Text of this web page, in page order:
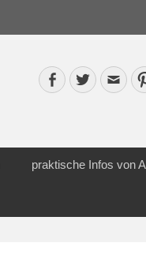
Facebook
Twitter
praktische Infos von